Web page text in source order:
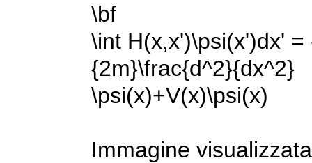
\bf
\int H(x,x')\psi(x')dx'
{2m}\frac{d^2}{dx^2}
\psi(x)+V(x)\psi(x)
Immagine